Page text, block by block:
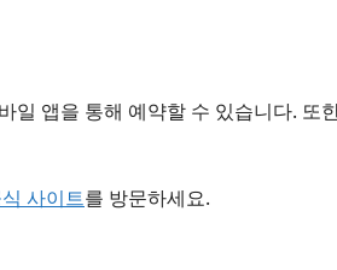
일 앱을 통해 예약할 수 있습니다. 또
사이트를 방문하세요.